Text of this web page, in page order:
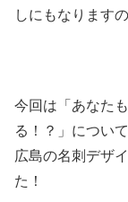
しにもなります
今回は「あなた
る！？」について
広島の名刺デザ
た！